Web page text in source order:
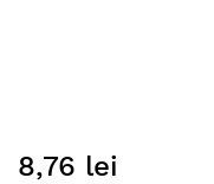
to
8,76 lei